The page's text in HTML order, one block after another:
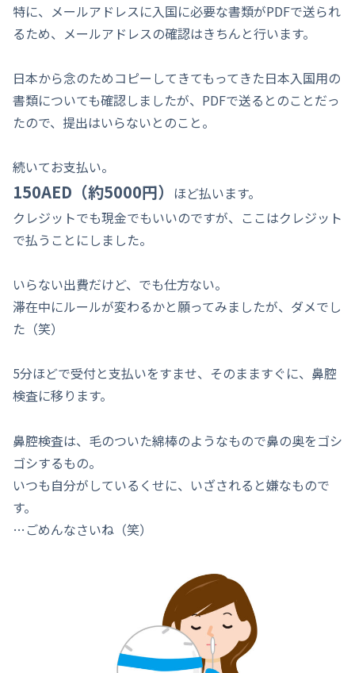
特に、メールアドレスに入国に必要な書類がPDFで送られ
るため、メールアドレスの確認はきちんと行います。
日本から念のためコピーしてきてもってきた日本入国用の
書類についても確認しましたが、PDFで送るとのことだっ
たので、提出はいらないとのこと。
続いてお支払い。
150AED（約5000円） ほど払います。
クレジットでも現金でもいいのですが、ここはクレジット
で払うことにしました。
いらない出費だけど、でも仕方ない。
滞在中にルールが変わるかと願ってみましたが、ダメでし
た（笑）
5分ほどで受付と支払いをすませ、そのまますぐに、鼻腔
検査に移ります。
鼻腔検査は、毛のついた綿棒のようなもので鼻の奥をゴシ
ゴシするもの。
いつも自分がしているくせに、いざされると嫌なもので
す。
…ごめんなさいね（笑）